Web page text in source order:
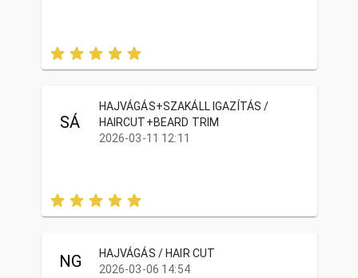
SÁ
HAJVÁGÁS+SZAKÁLL IGAZÍTÁS /
HAIRCUT+BEARD TRIM
2026-03-11 12:11
NG
HAJVÁGÁS / HAIR CUT
2026-03-06 14:54